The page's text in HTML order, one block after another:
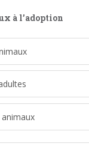
à l’adoption